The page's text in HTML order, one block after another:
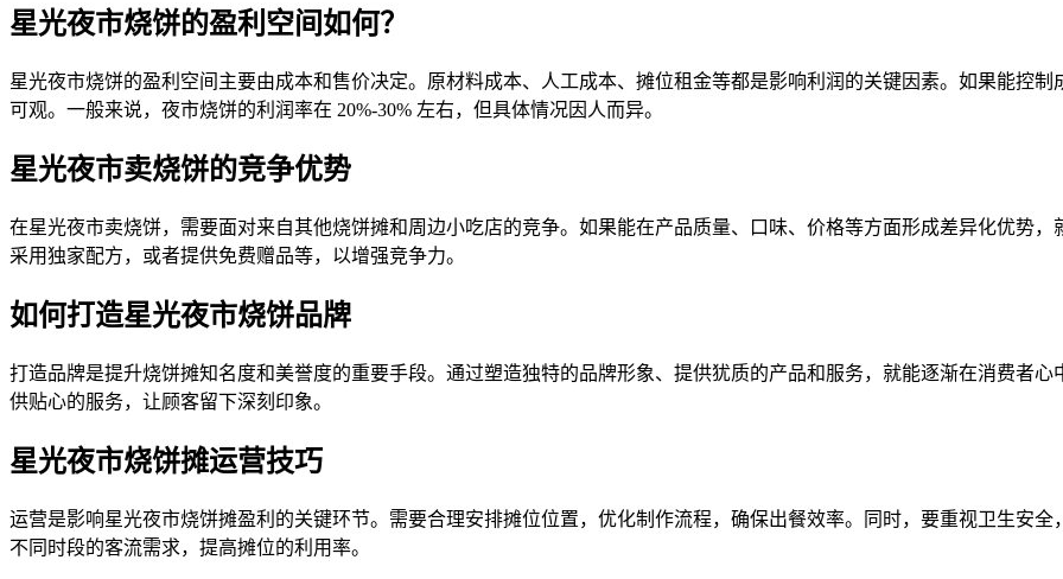
星光夜市烧饼的盈利空间如何？
星光夜市烧饼的盈利空间主要由成本和售价决定。原材料成本、人工成本、摊位租金等都是影响利润的关键因素。如果能控
可观。一般来说，夜市烧饼的利润率在 20%-30% 左右，但具体情况因人而异。
星光夜市卖烧饼的竞争优势
在星光夜市卖烧饼，需要面对来自其他烧饼摊和周边小吃店的竞争。如果能在产品质量、口味、价格等方面形成差异化优势
采用独家配方，或者提供免费赠品等，以增强竞争力。
如何打造星光夜市烧饼品牌
打造品牌是提升烧饼摊知名度和美誉度的重要手段。通过塑造独特的品牌形象、提供犹质的产品和服务，就能逐渐在消费者
供贴心的服务，让顾客留下深刻印象。
星光夜市烧饼摊运营技巧
运营是影响星光夜市烧饼摊盈利的关键环节。需要合理安排摊位位置，优化制作流程，确保出餐效率。同时，要重视卫生安
不同时段的客流需求，提高摊位的利用率。